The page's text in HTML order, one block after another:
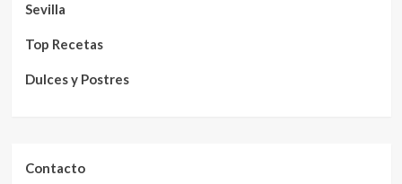
Sevilla
Top Recetas
Dulces y Postres
Contacto